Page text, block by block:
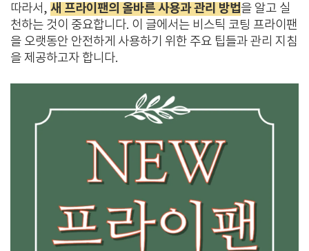
따라서, 새 프라이팬의 올바른 사용과 관리 방법을 알고 실
천하는 것이 중요합니다. 이 글에서는 비스틱 코팅 프라이팬
을 오랫동안 안전하게 사용하기 위한 주요 팁들과 관리 지침
을 제공하고자 합니다.